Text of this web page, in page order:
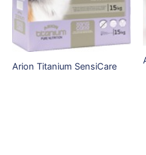
Arion Titanium SensiCare